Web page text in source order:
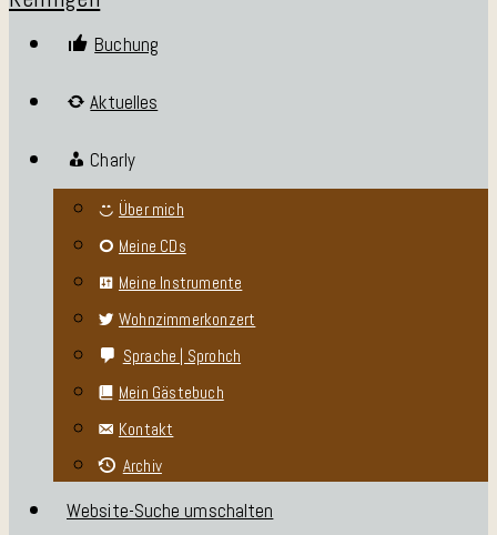
Buchung
Aktuelles
Charly
Über mich
Meine CDs
Meine Instrumente
Wohnzimmerkonzert
Sprache | Sprohch
Mein Gästebuch
Kontakt
Archiv
Website-Suche umschalten